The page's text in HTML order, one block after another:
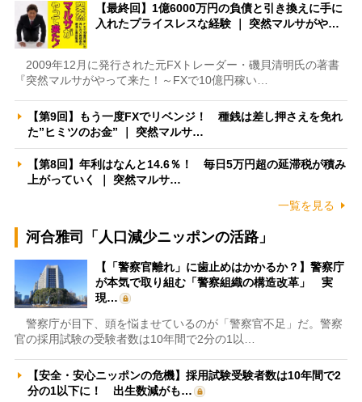
【最終回】1億6000万円の負債と引き換えに手に
入れたプライスレスな経験 ｜ 突然マルサがや…
2009年12月に発行された元FXトレーダー・磯貝清明氏の著書
『突然マルサがやって来た！～FXで10億円稼い…
【第9回】もう一度FXでリベンジ！ 種銭は差し押さえを免れ
た”ヒミツのお金” ｜ 突然マルサ…
【第8回】年利はなんと14.6％！ 毎日5万円超の延滞税が積み
上がっていく ｜ 突然マルサ…
一覧を見る
河合雅司「人口減少ニッポンの活路」
【「警察官離れ」に歯止めはかかるか？】警察庁
が本気で取り組む「警察組織の構造改革」 実
現…
警察庁が目下、頭を悩ませているのが「警察官不足」だ。警察
官の採用試験の受験者数は10年間で2分の1以…
【安全・安心ニッポンの危機】採用試験受験者数は10年間で2
分の1以下に！ 出生数減がも…